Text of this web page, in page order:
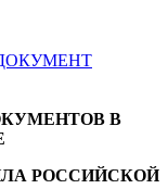
В
РОССИЙСКОЙ